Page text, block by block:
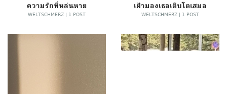
ความรักที่หล่นหาย
WELTSCHMERZ | 1 POST
เฝ้ามองเธอเติบโตเสมอ
WELTSCHMERZ | 1 POST